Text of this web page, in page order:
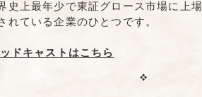
史上最年少で東証グロース市場に上
れている企業のひとつです。
ドキャストはこちら